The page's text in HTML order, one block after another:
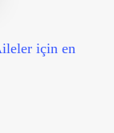
için en